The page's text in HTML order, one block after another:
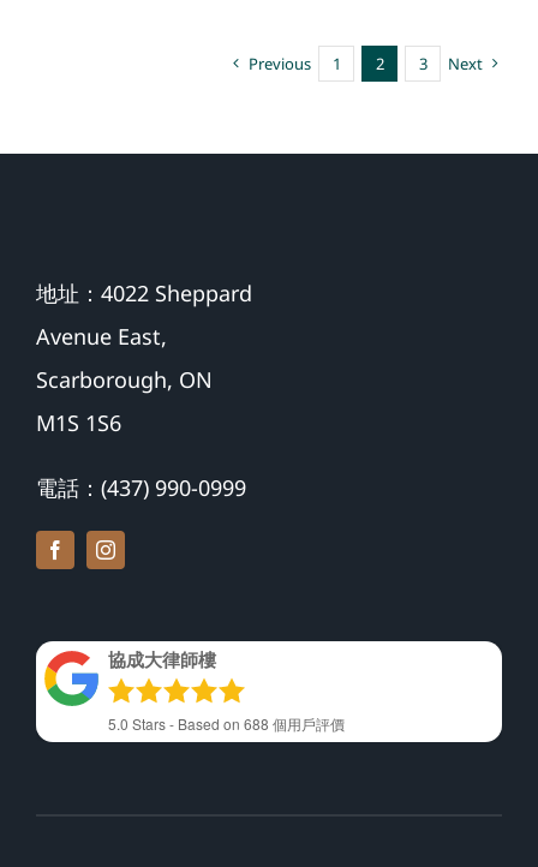
Previous 1 2 3 Next
地址：4022 Sheppard
Avenue East,
Scarborough, ON
M1S 1S6
電話：(437) 990-0999
協成大律師樓
5.0 Stars - Based on 688 個用戶評價